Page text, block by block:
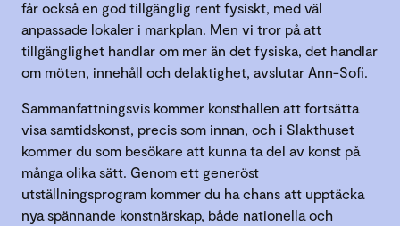
får också en god tillgänglig rent fysiskt, med väl
anpassade lokaler i markplan. Men vi tror på att
tillgänglighet handlar om mer än det fysiska, det handlar
om möten, innehåll och delaktighet, avslutar Ann-Sofi.
Sammanfattningsvis kommer konsthallen att fortsätta
visa samtidskonst, precis som innan, och i Slakthuset
kommer du som besökare att kunna ta del av konst på
många olika sätt. Genom ett generöst
utställningsprogram kommer du ha chans att upptäcka
nya spännande konstnärskap, både nationella och